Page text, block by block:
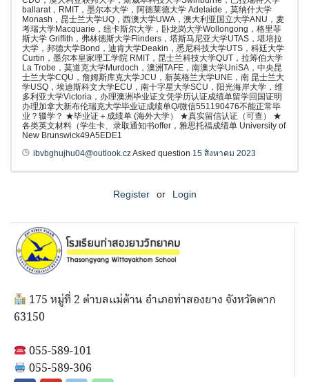
ballarat，RMIT，墨尔本大学，阿德莱德大学 Adelaide，莫纳什大学
Monash，昆士兰大学UQ，西澳大学UWA，澳大利亚国立大学ANU，麦
考瑞大学Macquarie，纽卡斯尔大学，卧龙岗大学Wollongong，格里菲
斯大学 Griffith，弗林德斯大学Flinders，塔斯马尼亚大学UTAS，堪培拉
大学，邦德大学Bond，迪肯大学Deakin，悉尼科技大学UTS，科廷大学
Curtin，墨尔本皇家理工学院 RMIT，昆士兰科技大学QUT，拉筹伯大学
La Trobe，莫道克大学Murdoch，澳洲TAFE，南澳大学UniSA，中央昆
士兰大学CQU，詹姆斯库克大学JCU，新英格兰大学UNE，南 昆士兰大
学USQ，埃迪斯科文大学ECU，南十字星大学SCU，阳光海岸大学，维
多利亚大学Victoria，办理澳洲毕业证文凭学历认证成绩单留学回国证明
办理加拿大新布伦瑞克大学毕业证成绩单Q/微信551190476不能正常毕
业？辍学？ ★毕业证＋成绩单 (海外大学） ★真实留信认证（可查） ★
各类英文材料（学生卡、录取通知书offer，雅思托福成绩单 University of
New Brunswick49A5EDE1
ibvbghujhu04@outlook.czAsked question 15 สิงหาคม 2023
Register or Login
175 หมู่ที่ 2 ตำบลแม่ต้าน อำเภอท่าสองยาง จังหวัดตาก
63150
055-589-101
055-589-306